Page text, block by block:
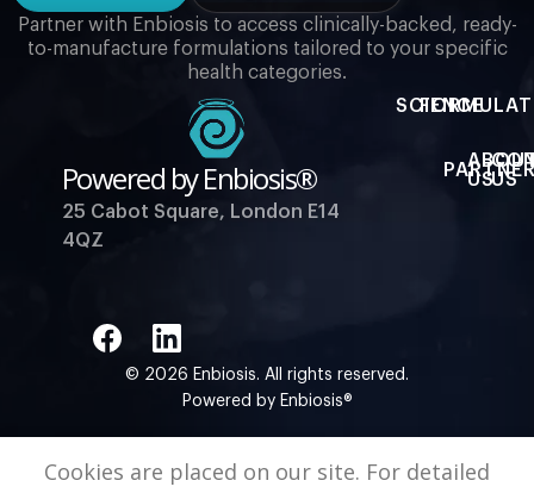
Partner with Enbiosis to access clinically-backed, ready-
to-manufacture formulations tailored to your specific
health categories.
Powered by Enbiosis®
25 Cabot Square, London E14
4QZ
SCIENCE
USUS
© 2026 Enbiosis. All rights reserved.
Powered by Enbiosis®
Cookies are placed on our site. For detailed